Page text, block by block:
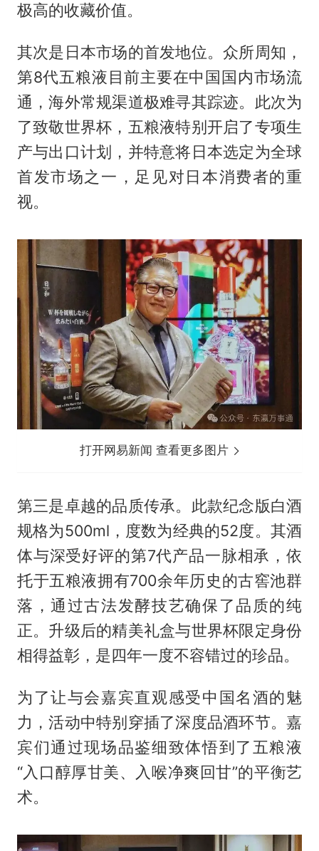
极高的收藏价值。
其次是日本市场的首发地位。众所周知，
第8代五粮液目前主要在中国国内市场流
通，海外常规渠道极难寻其踪迹。此次为
了致敬世界杯，五粮液特别开启了专项生
产与出口计划，并特意将日本选定为全球
首发市场之一，足见对日本消费者的重
视。
打开网易新闻 查看更多图片
第三是卓越的品质传承。此款纪念版白酒
规格为500ml，度数为经典的52度。其酒
体与深受好评的第7代产品一脉相承，依
托于五粮液拥有700余年历史的古窖池群
落，通过古法发酵技艺确保了品质的纯
正。升级后的精美礼盒与世界杯限定身份
相得益彰，是四年一度不容错过的珍品。
为了让与会嘉宾直观感受中国名酒的魅
力，活动中特别穿插了深度品酒环节。嘉
宾们通过现场品鉴细致体悟到了五粮液
“入口醇厚甘美、入喉净爽回甘”的平衡艺
术。